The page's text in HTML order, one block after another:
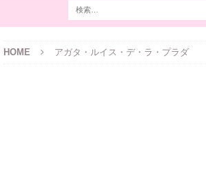
HOME アガタ・ルイス・デ・ラ・プラダ